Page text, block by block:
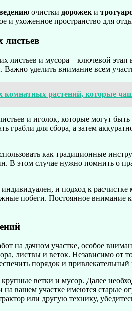
очистки дорожеки
и ухоженное пространство для
листьев
листьев и мусора – ключевой
Важно уделить внимание всем
комнатных растений, которые
и иголок, которые могут
грабли для сбора, а затем
как традиционные
В этом случае нужно помнить о
и подход к
побеги. Постоянное внимание
на дачном участке, особое
листвы и веток. Независимо
порядок и привлекательный
ветки и мусор. Далее
на вашем участке имеются старые
или другую технику,